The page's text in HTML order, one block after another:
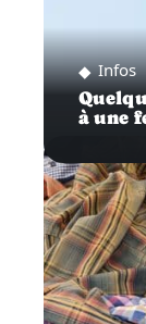
Infos
à une